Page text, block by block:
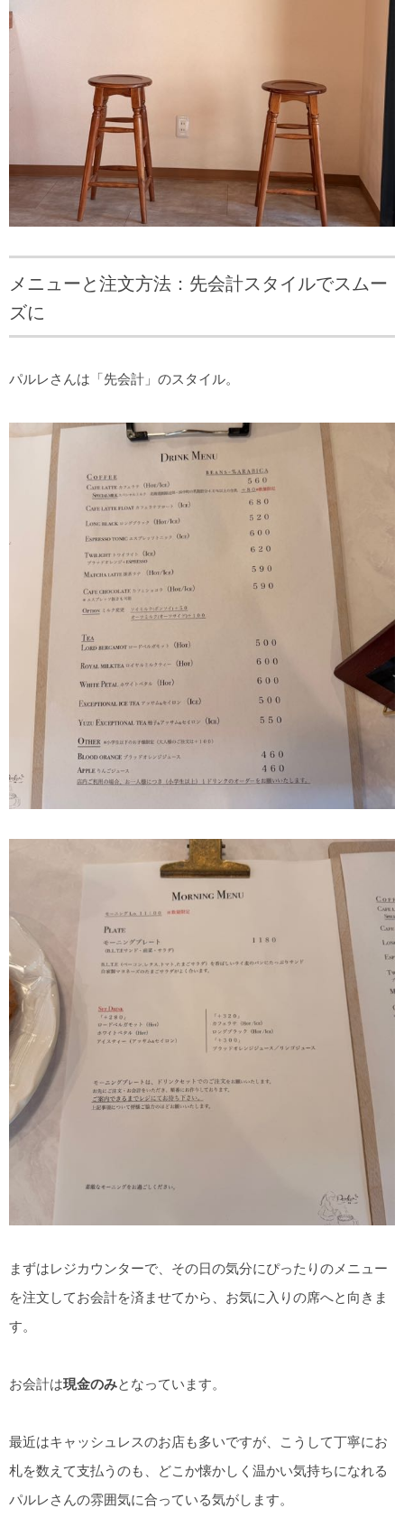
メニューと注文方法：先会計スタイルでスムー
ズに
パルレさんは「先会計」のスタイル。
まずはレジカウンターで、その日の気分にぴったりのメニュー
を注文してお会計を済ませてから、お気に入りの席へと向きま
す。
お会計は現金のみとなっています。
最近はキャッシュレスのお店も多いですが、こうして丁寧にお
札を数えて支払うのも、どこか懐かしく温かい気持ちになれる
パルレさんの雰囲気に合っている気がします。